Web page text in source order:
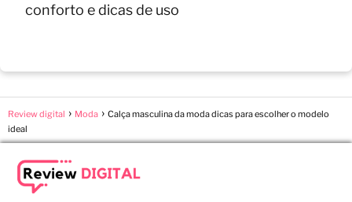
conforto e dicas de uso
Review digital Moda
Calça masculina da moda dicas para escolher o modelo
ideal